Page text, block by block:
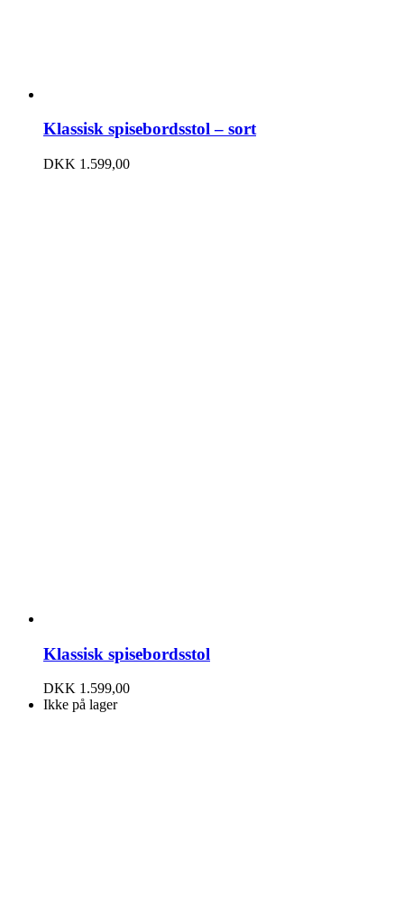
Klassisk spisebordsstol – sort
DKK 1.599,00
Klassisk spisebordsstol
DKK 1.599,00
Ikke på lager